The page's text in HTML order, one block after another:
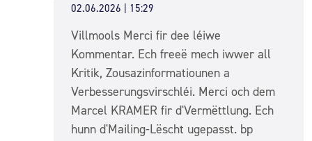
02.06.2026 | 15:29
Villmools Merci fir dee léiwe
Kommentar. Ech freeë mech iwwer all
Kritik, Zousazinformatiounen a
Verbesserungsvirschléi. Merci och dem
Marcel KRAMER fir d'Vermëttlung. Ech
hunn d'Mailing-Lëscht ugepasst. bp